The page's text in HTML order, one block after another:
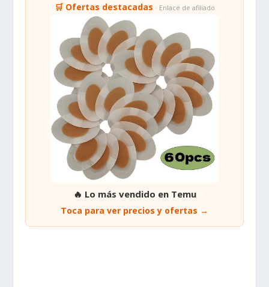
🛒 Ofertas destacadas · Enlace de afiliado
🔥 Lo más vendido en Temu
Toca para ver precios y ofertas →